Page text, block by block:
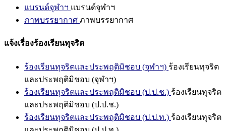
แบรนด์จุฬาฯ แบรนด์จุฬาฯ
ภาพบรรยากาศ ภาพบรรยากาศ
แจ้งเรื่องร้องเรียนทุจริต
ร้องเรียนทุจริตและประพฤติมิชอบ (จุฬาฯ) ร้องเรียนทุจริต
และประพฤติมิชอบ (จุฬาฯ)
ร้องเรียนทุจริตและประพฤติมิชอบ (ป.ป.ช.) ร้องเรียนทุจริต
และประพฤติมิชอบ (ป.ป.ช.)
ร้องเรียนทุจริตและประพฤติมิชอบ (ป.ป.ท.) ร้องเรียนทุจริต